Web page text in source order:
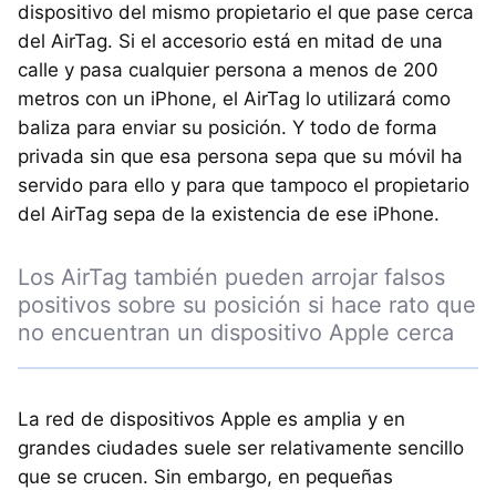
dispositivo del mismo propietario el que pase cerca
del AirTag. Si el accesorio está en mitad de una
calle y pasa cualquier persona a menos de 200
metros con un iPhone, el AirTag lo utilizará como
baliza para enviar su posición. Y todo de forma
privada sin que esa persona sepa que su móvil ha
servido para ello y para que tampoco el propietario
del AirTag sepa de la existencia de ese iPhone.
Los AirTag también pueden arrojar falsos
positivos sobre su posición si hace rato que
no encuentran un dispositivo Apple cerca
La red de dispositivos Apple es amplia y en
grandes ciudades suele ser relativamente sencillo
que se crucen. Sin embargo, en pequeñas